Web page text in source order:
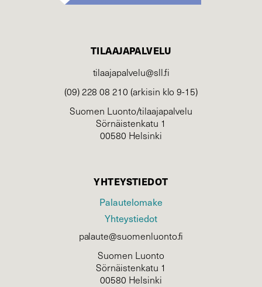
TILAAJAPALVELU
tilaajapalvelu@sll.fi
(09) 228 08 210 (arkisin klo 9-15)
Suomen Luonto/tilaajapalvelu
Sörnäistenkatu 1
00580 Helsinki
YHTEYSTIEDOT
Palautelomake
Yhteystiedot
palaute@suomenluonto.fi
Suomen Luonto
Sörnäistenkatu 1
00580 Helsinki